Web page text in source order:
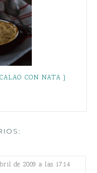
CON NATA }
de 2009 a las 17:14